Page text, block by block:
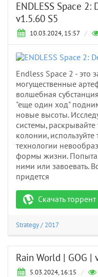
ENDLESS Space 2:
v1.5.60 S5
10.03.2024, 15:57 /
Endless Space 2 - это
могущественные
волшебная
"еще один ход"
новые высоты.
системы,
колонии, используйте
технологии
формы жизни.
ними или завоевать.
придется
Скачать торрент
Strategy/ 2017
Rain World | GOG |
5.03.2024, 16:15 /